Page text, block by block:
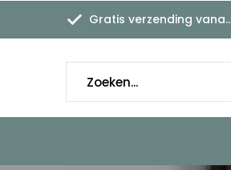
Gratis verzending vanaf €45,-